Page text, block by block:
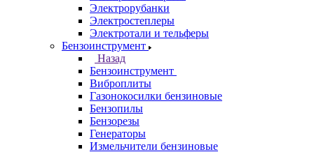
Электрорубанки
Электростеплеры
Электротали и тельферы
Бензоинструмент
Назад
Бензоинструмент
Виброплиты
Газонокосилки бензиновые
Бензопилы
Бензорезы
Генераторы
Измельчители бензиновые